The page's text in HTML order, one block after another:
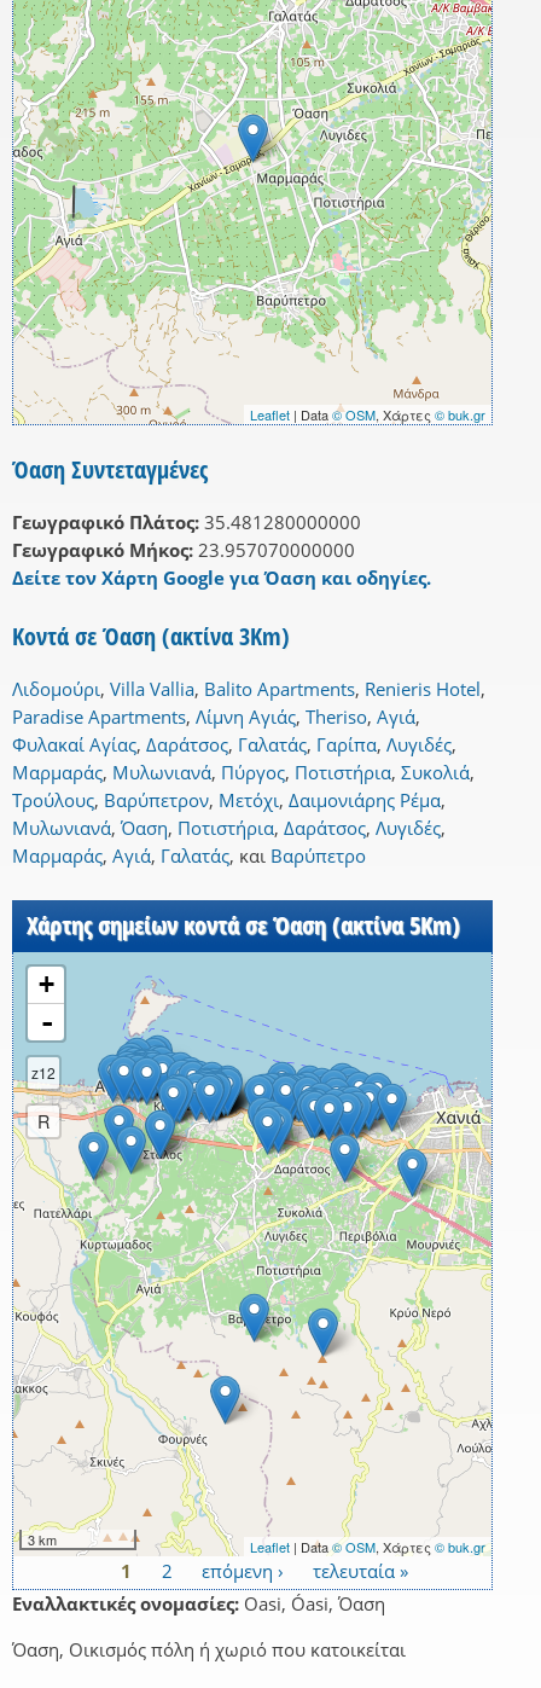
Leaflet | Data© OSM, Χάρτες © buk.gr
Όαση Συντεταγμένες
Γεωγραφικό Πλάτος: 35.481280000000
Γεωγραφικό Μήκος: 23.957070000000
Δείτε τον Χάρτη Google για Όαση και οδηγίες.
Κοντά σε Όαση (ακτίνα 3Km)
Λιδομούρι, Villa Vallia, Balito Apartments, Renieris Hotel,
Paradise Apartments, Λίμνη Αγιάς, Theriso, Αγιά,
Φυλακαί Αγίας, Δαράτσος, Γαλατάς, Γαρίπα, Λυγιδές,
Μαρμαράς, Μυλωνιανά, Πύργος, Ποτιστήρια, Συκολιά,
Τρούλους, Βαρύπετρον, Μετόχι, Δαιμονιάρης Ρέμα,
Μυλωνιανά,Όαση, Ποτιστήρια, Δαράτσος, Λυγιδές,
Μαρμαράς, Αγιά, Γαλατάς, και Βαρύπετρο
Χάρτης σημείων κοντά σε Όαση (ακτίνα 5Km)
+
-
z12
R
3 km Leaflet | Data© OSM, Χάρτες © buk.gr
Σελίδες
1 2 επόμενη ›
τελευταία »
Εναλλακτικές ονομασίες: Oasi, Óasi, Όαση
Όαση, Οικισμός πόλη ή χωριό που κατοικείται